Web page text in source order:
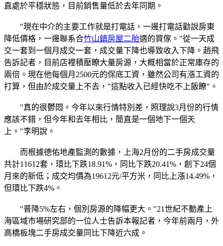
直處於平穩狀態，目前銷售量低於去年同期。
"現在中介的主要工作就是打電話，一邊打電話勸說房東
降低價格，一邊聯系合竹山鎮房屋二胎適的買傢。"從一天成
交一套到一個月成交一套，成交量下降也導致收入下降。趙飛
告訴記者，目前店裡積壓瞭大量房源，大概相當於正常庫存的
兩倍。現在他每個月2500元的保底工資，雖然公司有漲工資的
打算，但由於成交量上不去，"這點收入已經快吃不上飯瞭"。
"真的很鬱悶。今年以來行情特別差，照理說3月份的行情
應該不錯，但今年和去年相比，簡直是一個地下一個天
上。"李明說。
而根據德佑地產監測的數據，上海2月份的二手房成交量
共計11612套，環比下跌18.91%，同比下跌20.41%，創下24個
月來的新低；成交均價為19612元/平方米，同比上漲14.49%，
但環比下跌4%。
"普降5%左右，個別房源的降幅更大。"21世紀不動產上
海區域市場研究部的一位人士告訴本報記者，今年前兩月，外
高橋板塊二手房成交量同比下降近六成。